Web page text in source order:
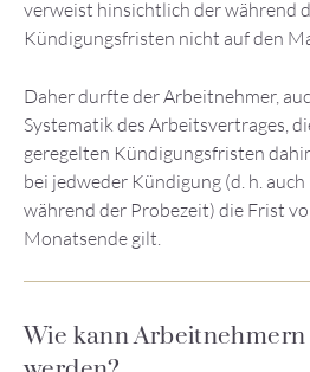
verweist hinsichtlich der während
Kündigungsfristen nicht auf den
Daher durfte der Arbeitnehmer,
Systematik des Arbeitsvertrages,
geregelten Kündigungsfristen
bei jedweder Kündigung (d. h.
während der Probezeit) die Frist
Monatsende gilt.
Wie kann Arbeitnehmern